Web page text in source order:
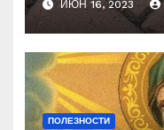
ИЮН 16, 2023
ПОЛЕЗНОСТИ